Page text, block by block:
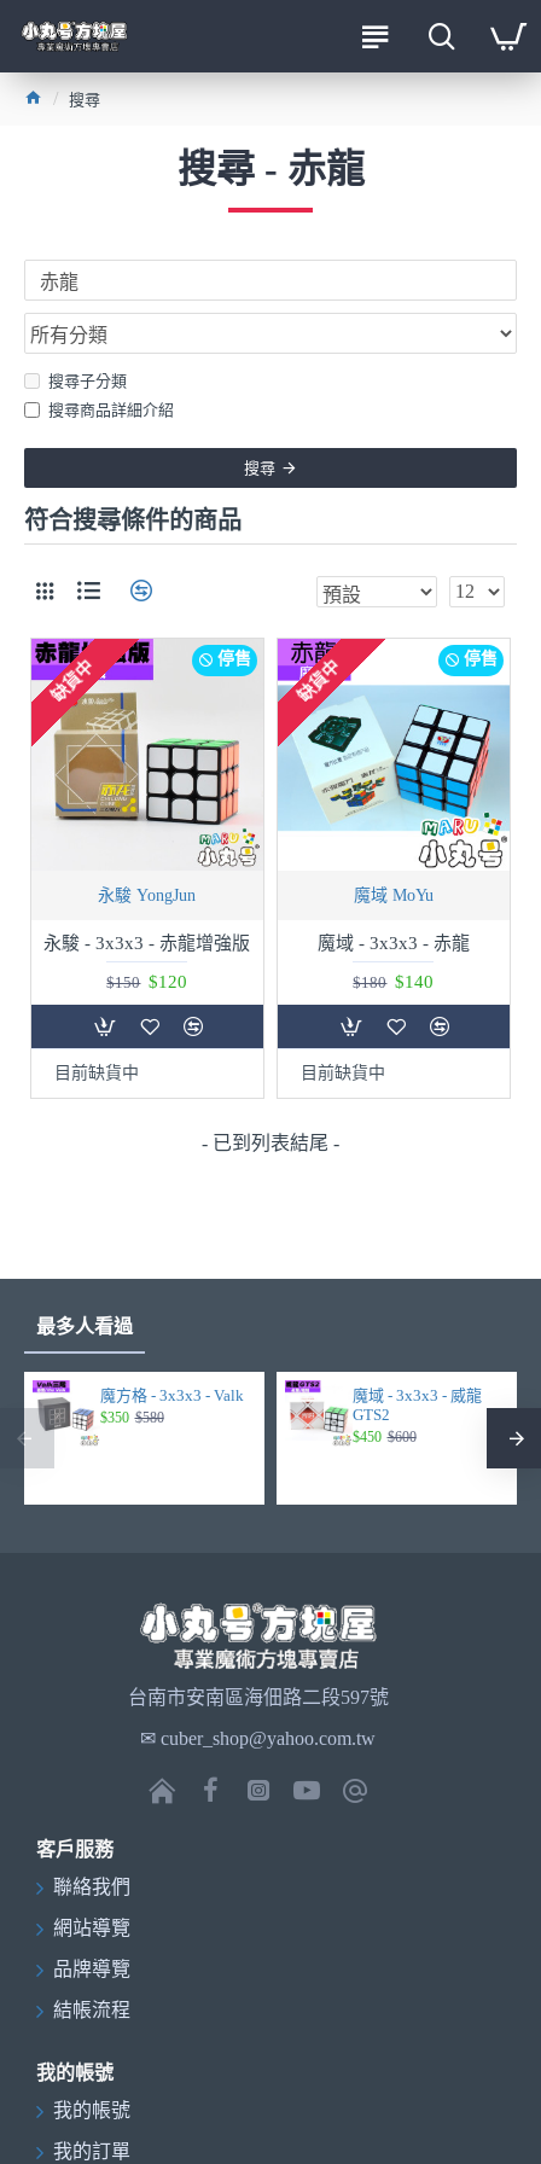
搜尋
搜尋 - 赤龍
搜尋子分類
搜尋商品詳細介紹
搜尋
符合搜尋條件的商品
停售
缺貨中
永駿 YongJun
永駿 - 3x3x3 - 赤龍增強版
$120
$150
目前缺貨中
停售
缺貨中
魔域 MoYu
魔域 - 3x3x3 - 赤龍
$140
$180
目前缺貨中
- 已到列表結尾 -
最多人看過
魔方格 - 3x3x3 - Valk
$350 $580
魔域 - 3x3x3 - 威龍
GTS2
$450 $600
台南市安南區海佃路二段597號
✉ cuber_shop@yahoo.com.tw
客戶服務
聯絡我們
網站導覽
品牌導覽
結帳流程
我的帳號
我的帳號
我的訂單